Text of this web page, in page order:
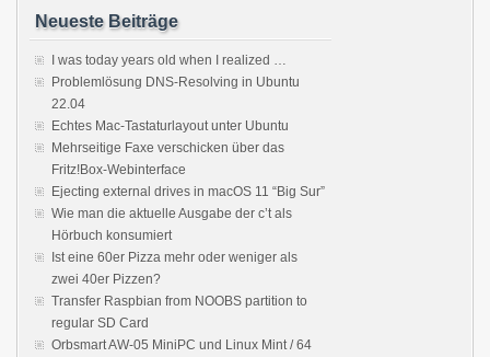
Neueste Beiträge
I was today years old when I realized …
Problemlösung DNS-Resolving in Ubuntu
22.04
Echtes Mac-Tastaturlayout unter Ubuntu
Mehrseitige Faxe verschicken über das
Fritz!Box-Webinterface
Ejecting external drives in macOS 11 “Big Sur”
Wie man die aktuelle Ausgabe der c’t als
Hörbuch konsumiert
Ist eine 60er Pizza mehr oder weniger als
zwei 40er Pizzen?
Transfer Raspbian from NOOBS partition to
regular SD Card
Orbsmart AW-05 MiniPC und Linux Mint / 64